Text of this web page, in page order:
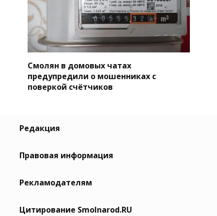
Смолян в домовых чатах
предупредили о мошенниках с
поверкой счётчиков
Редакция
Правовая информация
Рекламодателям
Цитирование Smolnarod.RU